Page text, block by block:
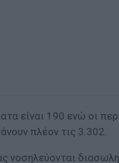
είναι 190 ενώ οι
πλέον τις 3.302.
νοσηλεύονται